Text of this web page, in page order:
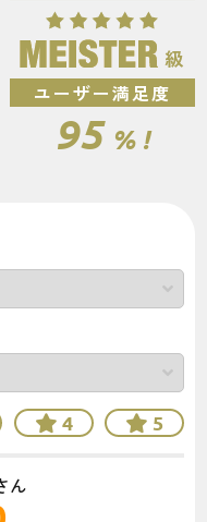
行くべし！予約の流
リニックは自分にあ
脱毛クリニック！
問
ユーザー満足度
95 % !
4 5
ん